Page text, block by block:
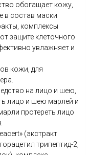
обогащает кожу,
в состав маски
комплексы
защите клеточного
увлажняет и
кожи, для
на лицо и шею,
лицо и шею марлей и
протереть лицо
(экстракт
трипептид-2,